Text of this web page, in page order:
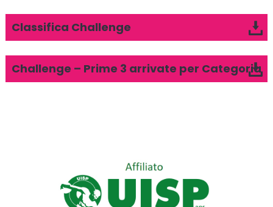
Classifica Challenge
Challenge – Prime 3 arrivate per Categoria